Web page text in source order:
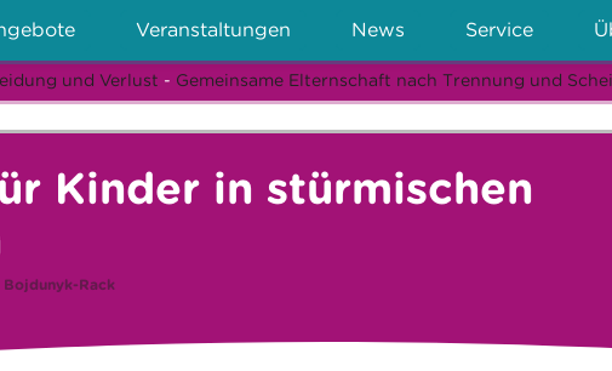
Veranstaltungen News Service
und Verlust - Gemeinsame Elternschaft nach Trennung und
Kinder in stürmischen
Bojdunyk-Rack